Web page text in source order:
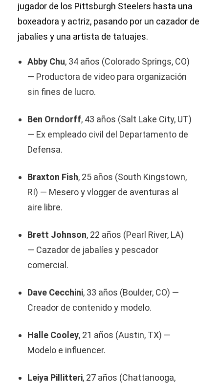
jugador de los Pittsburgh Steelers hasta una
boxeadora y actriz, pasando por un cazador de
jabalíes y una artista de tatuajes.
Abby Chu, 34 años (Colorado Springs, CO)
— Productora de video para organización
sin fines de lucro.
Ben Orndorff, 43 años (Salt Lake City, UT)
— Ex empleado civil del Departamento de
Defensa.
Braxton Fish, 25 años (South Kingstown,
RI) — Mesero y vlogger de aventuras al
aire libre.
Brett Johnson, 22 años (Pearl River, LA)
— Cazador de jabalíes y pescador
comercial.
Dave Cecchini, 33 años (Boulder, CO) —
Creador de contenido y modelo.
Halle Cooley, 21 años (Austin, TX) —
Modelo e influencer.
Leiya Pillitteri, 27 años (Chattanooga,